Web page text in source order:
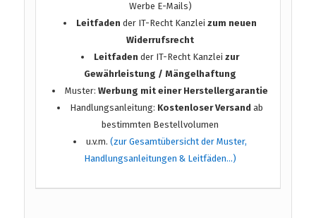
Werbe E-Mails)
Leitfaden der IT-Recht Kanzleizum neuen
Widerrufsrecht
Leitfaden der IT-Recht Kanzleizur
Gewährleistung / Mängelhaftung
Muster:Werbung mit einer Herstellergarantie
Handlungsanleitung: Kostenloser Versand ab
bestimmten Bestellvolumen
u.v.m.(zur Gesamtübersicht der Muster,
Handlungsanleitungen & Leitfäden…)